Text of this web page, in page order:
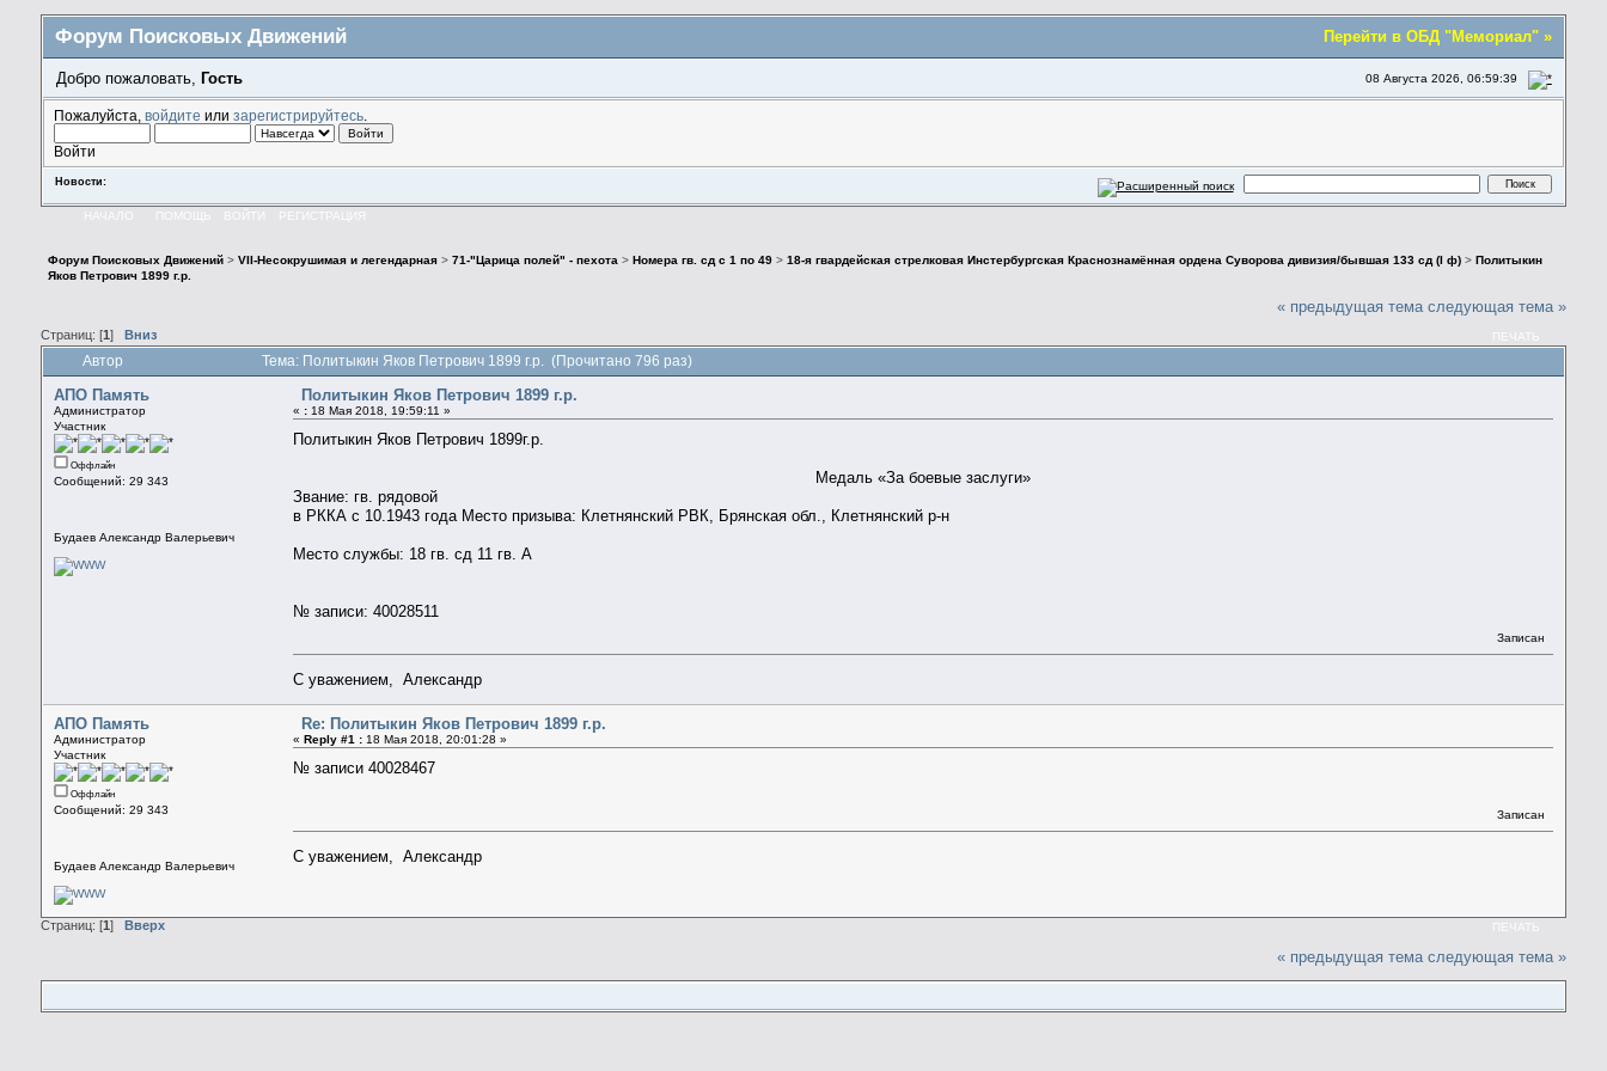
Перейти в ОБД "Мемориал" »
Форум Поисковых Движений
08 Августа 2026, 06:59:39
Добро пожаловать, Гость
Пожалуйста, войдите или зарегистрируйтесь.
Войти
Новости:
НАЧАЛО ПОМОЩЬ ВОЙТИ РЕГИСТРАЦИЯ
Форум Поисковых Движений >VII-Несокрушимая и легендарная >71-"Царица полей" - пехота > Номера гв. сд с 1 по 49 >18-я гвардейская стрелковая Инстербургская Краснознамённая ордена Суворова дивизия/бывшая 133 сд (I ф) > Политыкин
Яков Петрович 1899 г.р.
« предыдущая тема следующая тема »
Страниц: [1 ] Вниз ПЕЧАТЬ
Автор Тема: Политыкин Яков Петрович 1899 г.р. (Прочитано 796 раз)
АПО Память
Администратор
Участник
Оффлайн
Сообщений: 29 343
Будаев Александр Валерьевич
Политыкин Яков Петрович 1899 г.р.
« : 18 Мая 2018, 19:59:11 »
Политыкин Яков Петрович 1899г.р.
Медаль «За боевые заслуги»
Звание: гв. рядовой
в РККА с 10.1943 года Место призыва: Клетнянский РВК, Брянская обл., Клетнянский р-н
Место службы: 18 гв. сд 11 гв. А
№ записи: 40028511
Записан
С уважением, Александр
АПО Память
Администратор
Участник
Оффлайн
Сообщений: 29 343
Будаев Александр Валерьевич
Re: Политыкин Яков Петрович 1899 г.р.
«Reply #1 : 18 Мая 2018, 20:01:28 »
№ записи 40028467
Записан
С уважением, Александр
Страниц: [1 ] Вверх ПЕЧАТЬ
« предыдущая тема следующая тема »